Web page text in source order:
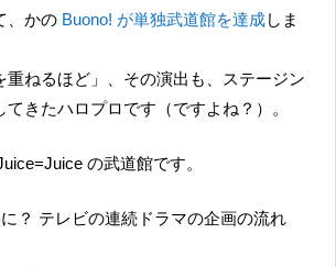
、かの Buono! が単独武道館を達成しま
重ねるほど」、その演出も、ステージン
きたハロプロです（ですよね？）。
の武道館です。